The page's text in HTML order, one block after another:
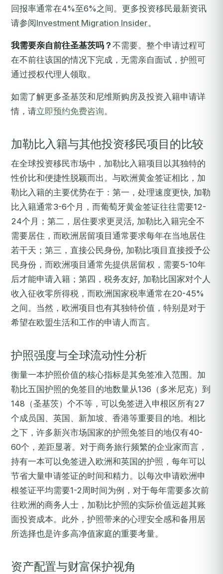
回报率通常在4%至6%之间。更多投资移民最新资讯
请参阅Investment Migration Insider。
我需要亲自前往圣基茨吗？ 不需要。整个申请过程可
在不前往该国的情况下完成，无需亲自面试，护照可
通过授权代理人领取。
如需了解更多圣基茨和尼维斯购房及投资入籍申请详
情，请立即预约免费咨询。
加勒比入籍与其他投资移民项目的比较
在全球投资移民市场中，加勒比入籍项目以其独特的
性价比和便捷性脱颖而出。与欧洲黄金签证相比，加
勒比入籍的主要优势在于：第一，处理速度更快, 加勒
比入籍通常3-6个月，而葡萄牙黄金签证往往需要12-
24个月；第二，居住要求更灵活, 加勒比入籍完全不
需要居住，而欧洲居留项目通常要求每年在当地居住
若干天；第三，直接公民身份, 加勒比项目直接授予公
民身份，而欧洲项目通常先提供居留权，需要5-10年
后才能申请入籍；第四，税务友好, 加勒比国家对个人
收入征收零所得税，而欧洲国家税率通常在20-45%
之间。当然，欧洲项目也有其独特价值，特别是对于
希望在欧盟生活和工作的申请人而言。
护照强度与全球流动性分析
衡量一本护照价值的核心指标是其免签准入范围。加
勒比五国护照的免签目的地数量从136（多米尼克）到
148（圣基茨）个不等，可以免签进入申根区所有27
个成员国、英国、新加坡、香港等重要目的地。相比
之下，许多新兴市场国家的护照免签目的地仅有40-
60个，差距显著。对于商务旅行频繁的企业家而言，
持有一本可以免签进入欧洲和英国的护照，每年可以
节省大量申请签证的时间和精力。以每次申请欧洲申
根签证平均需要1-2周时间为例，对于每年需要多次前
往欧洲的商务人士，加勒比护照的实际价值远超其账
面投资成本。此外，护照带来的心理安全感和备用居
所选择也是许多高净值家庭的重要考量。
资产配置与财富保护视角